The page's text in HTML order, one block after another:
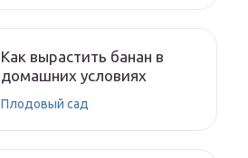
Как вырастить банан в
домашних условиях
Плодовый сад